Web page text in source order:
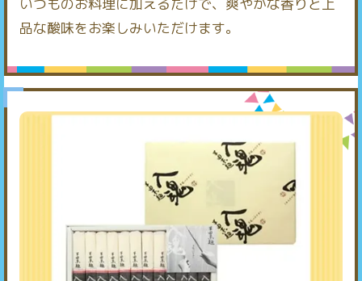
いつものお料理に加えるだけで、爽やかな香りと上
品な酸味をお楽しみいただけます。